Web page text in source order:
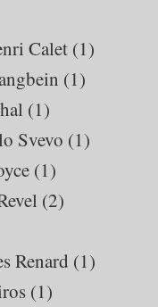
Calet (1)
(1)
(1)
Svevo (1)
(1)
(2)
Renard (1)
(1)